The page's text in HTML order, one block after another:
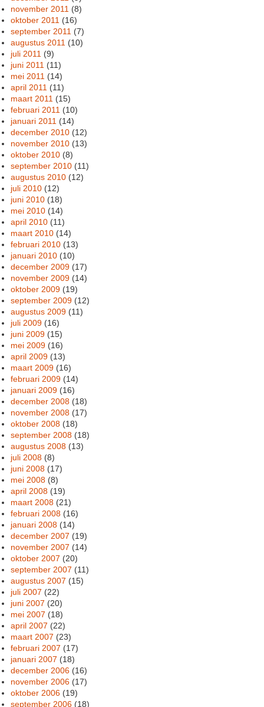
november 2011 (8)
oktober 2011 (16)
september 2011 (7)
augustus 2011 (10)
juli 2011 (9)
juni 2011 (11)
mei 2011 (14)
april 2011 (11)
maart 2011 (15)
februari 2011 (10)
januari 2011 (14)
december 2010 (12)
november 2010 (13)
oktober 2010 (8)
september 2010 (11)
augustus 2010 (12)
juli 2010 (12)
juni 2010 (18)
mei 2010 (14)
april 2010 (11)
maart 2010 (14)
februari 2010 (13)
januari 2010 (10)
december 2009 (17)
november 2009 (14)
oktober 2009 (19)
september 2009 (12)
augustus 2009 (11)
juli 2009 (16)
juni 2009 (15)
mei 2009 (16)
april 2009 (13)
maart 2009 (16)
februari 2009 (14)
januari 2009 (16)
december 2008 (18)
november 2008 (17)
oktober 2008 (18)
september 2008 (18)
augustus 2008 (13)
juli 2008 (8)
juni 2008 (17)
mei 2008 (8)
april 2008 (19)
maart 2008 (21)
februari 2008 (16)
januari 2008 (14)
december 2007 (19)
november 2007 (14)
oktober 2007 (20)
september 2007 (11)
augustus 2007 (15)
juli 2007 (22)
juni 2007 (20)
mei 2007 (18)
april 2007 (22)
maart 2007 (23)
februari 2007 (17)
januari 2007 (18)
december 2006 (16)
november 2006 (17)
oktober 2006 (19)
september 2006 (18)